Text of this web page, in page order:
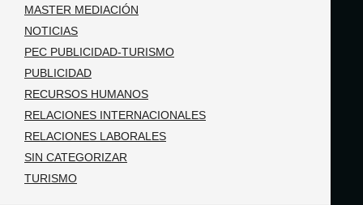
MASTER MEDIACIÓN
NOTICIAS
PEC PUBLICIDAD-TURISMO
PUBLICIDAD
RECURSOS HUMANOS
RELACIONES INTERNACIONALES
RELACIONES LABORALES
SIN CATEGORIZAR
TURISMO